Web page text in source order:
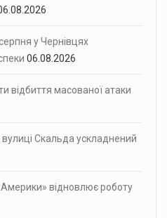
у Чернівцях
06.08.2026
відбиття масованої атаки
Скальда ускладнений
відновлює роботу